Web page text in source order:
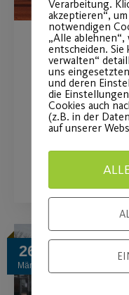
Post SV-
Post SV-
bis Ende Mai.
26
März
Verarbeitung.
akzeptieren“,
notwendigen
„Alle ablehnen“,
entscheiden.
verwalten“
uns
und deren
die
Cookies auch
(z.B. in der
auf unserer